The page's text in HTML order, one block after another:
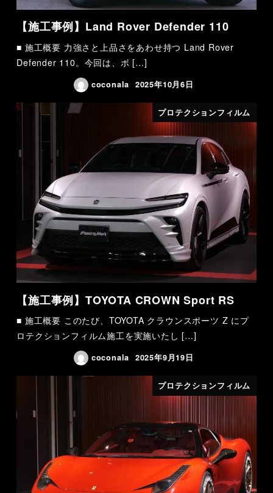
【施工事例】Land Rover Defender 110
■ 施工概要 力強さと上品さをあわせ持つ Land Rover
Defender 110。今回は、ボ […]
coconala 2025年10月6日
プロテクションフィルム
【施工事例】TOYOTA CROWN Sport RS
■ 施工概要 このたび、TOYOTA クラウンスポーツ Z にプ
ロテクションフィルム施工を実施いたし […]
coconala 2025年9月19日
プロテクションフィルム